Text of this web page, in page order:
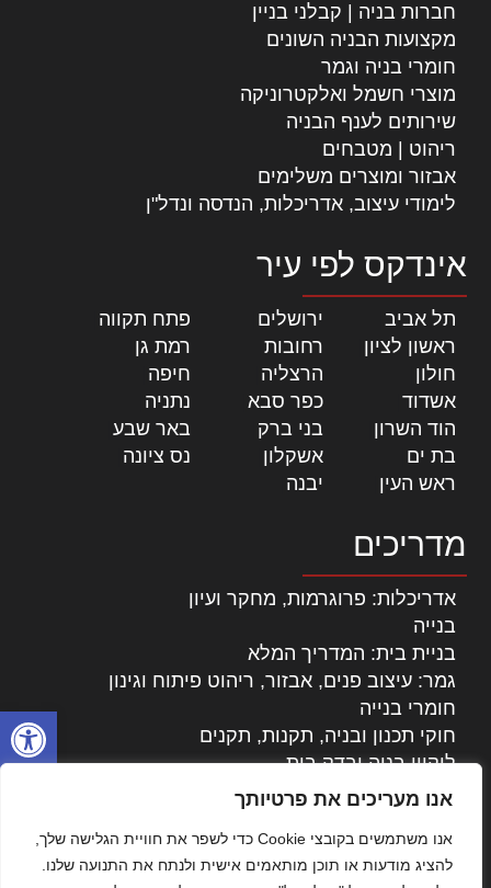
פתח
אנו מעריכים את פרטיותך
אנו משתמשים בקובצי Cookie כדי לשפר את חוויית הגלישה שלך,
להציג מודעות או תוכן מותאמים אישית ולנתח את התנועה שלנו.
חברות בניה | קבלני בניין
מקצועות הבניה השונים
חומרי בניה וגמר
מוצרי חשמל ואלקטרוניקה
שירותים לענף הבניה
ריהוט | מטבחים
אבזור ומוצרים משלימים
לימודי עיצוב, אדריכלות, הנדסה ונדל"ן
אינדקס לפי עיר
תל אביב ירושלים פתח תקווה
ראשון לציון
רחובות רמת גן
חולון
הרצליה חיפה
אשדוד
כפר סבא נתניה
הוד השרון
בני ברק באר שבע
בת ים
אשקלון נס ציונה
ראש העין
יבנה
מדריכים
אדריכלות: פרוגרמות, מחקר ועיון
בנייה
בניית בית: המדריך המלא
גמר: עיצוב פנים, אבזור, ריהוט פיתוח וגינון
חומרי בנייה
חוקי תכנון ובניה, תקנות, תקנים
ליקויי בניה ובדק בית
נדל"ן: זכויות, אגרות ועסקאות
עקרונות ניהול אחזקה מתקדמות
צילום אדריכלי